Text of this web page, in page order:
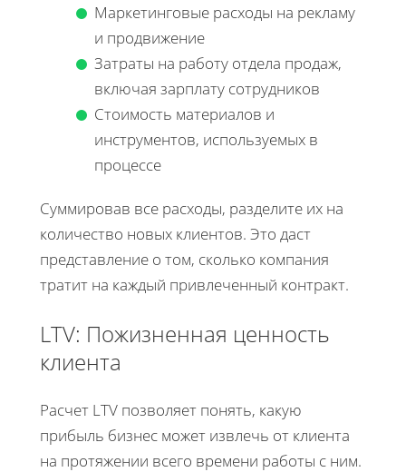
Маркетинговые расходы на рекламу
и продвижение
Затраты на работу отдела продаж,
включая зарплату сотрудников
Стоимость материалов и
инструментов, используемых в
процессе
Суммировав все расходы, разделите их на
количество новых клиентов. Это даст
представление о том, сколько компания
тратит на каждый привлеченный контракт.
LTV: Пожизненная ценность
клиента
Расчет LTV позволяет понять, какую
прибыль бизнес может извлечь от клиента
на протяжении всего времени работы с ним.